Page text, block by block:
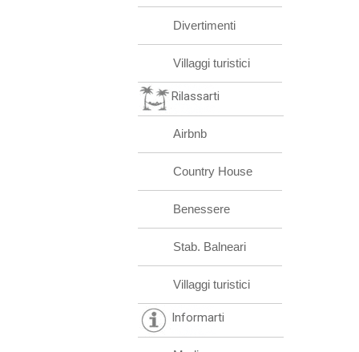
Divertimenti
Villaggi turistici
Rilassarti
Airbnb
Country House
Benessere
Stab. Balneari
Villaggi turistici
Informarti